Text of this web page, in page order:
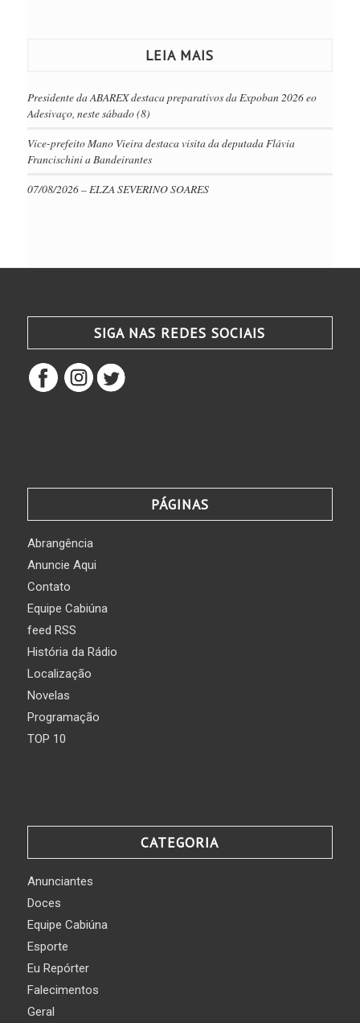
LEIA MAIS
Presidente da ABAREX destaca preparativos da Expoban 2026 eo
Adesivaço, neste sábado (8)
Vice-prefeito Mano Vieira destaca visita da deputada Flávia
Francischini a Bandeirantes
07/08/2026 – ELZA SEVERINO SOARES
SIGA NAS REDES SOCIAIS
PÁGINAS
Abrangência
Anuncie Aqui
Contato
Equipe Cabiúna
feed RSS
História da Rádio
Localização
Novelas
Programação
TOP 10
CATEGORIA
Anunciantes
Doces
Equipe Cabiúna
Esporte
Eu Repórter
Falecimentos
Geral